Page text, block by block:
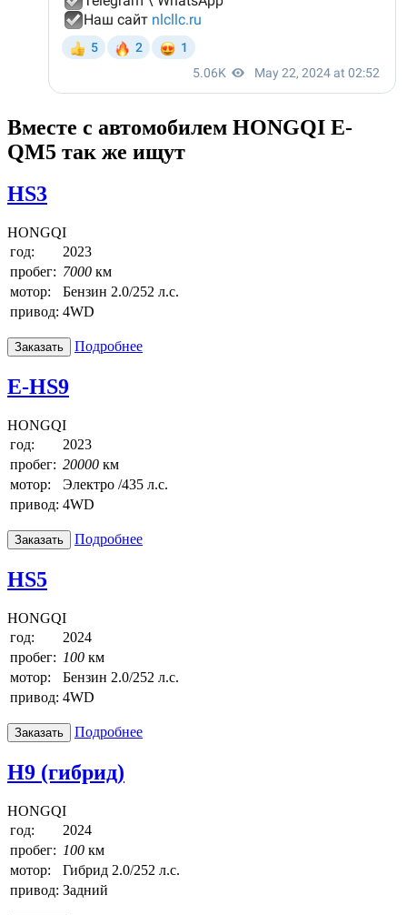
Вместе с автомобилем HONGQI E-
QM5 так же ищут
HS3
HONGQI
год:
2023
пробег: 7000 км
мотор:
Бензин 2.0/252 л.с.
привод: 4WD
Заказать Подробнее
E-HS9
HONGQI
год:
2023
пробег: 20000 км
мотор:
Электро /435 л.с.
привод: 4WD
Заказать Подробнее
HS5
HONGQI
год:
2024
пробег: 100 км
мотор:
Бензин 2.0/252 л.с.
привод: 4WD
Заказать Подробнее
H9 (гибрид)
HONGQI
год:
2024
пробег: 100 км
мотор:
Гибрид 2.0/252 л.с.
привод: Задний